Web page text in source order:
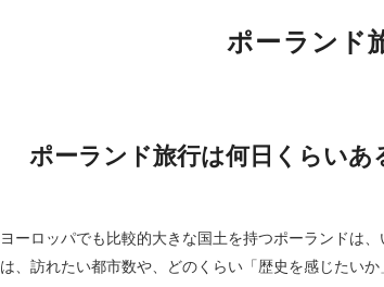
ポーランド
ポーランド旅行は何日くらいあ
ヨーロッパでも比較的大きな国土を持つポーランドは
は、訪れたい都市数や、どのくらい「歴史を感じたい